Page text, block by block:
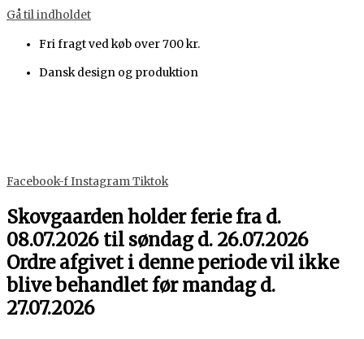
Gå til indholdet
Fri fragt ved køb over 700 kr.
Dansk design og produktion
Facebook-fInstagramTiktok
Skovgaarden holder ferie fra d.
08.07.2026 til søndag d. 26.07.2026
Ordre afgivet i denne periode vil ikke
blive behandlet før mandag d.
27.07.2026